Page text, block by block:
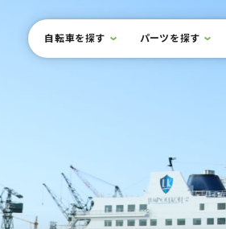
サイト内メニュー
本文までスキップ
自転車を探す パーツを探す